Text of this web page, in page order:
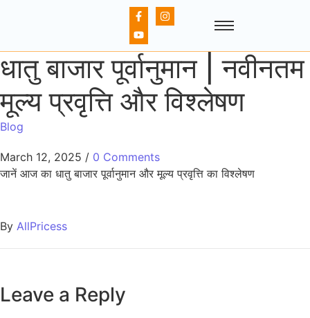
धातु बाजार पूर्वानुमान | नवीनतम
मूल्य प्रवृत्ति और विश्लेषण
Blog
March 12, 2025 / 0 Comments
जानें आज का धातु बाजार पूर्वानुमान और मूल्य प्रवृत्ति का विश्लेषण
By AllPricess
Leave a Reply